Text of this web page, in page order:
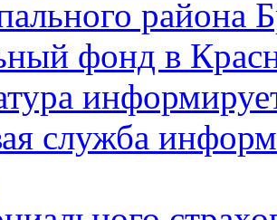
района
фонд в
служба